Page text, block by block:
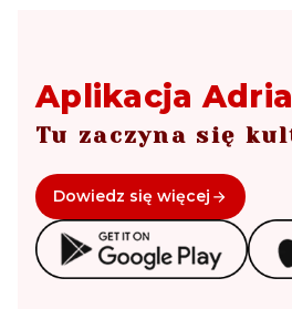
Aplikacja
Tu zaczyna się
Dowiedz się więcej